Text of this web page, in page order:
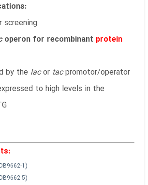
screening
operon for recombinant protein
by the lacor tacpromotor/operator
to high levels in the
1)
5)